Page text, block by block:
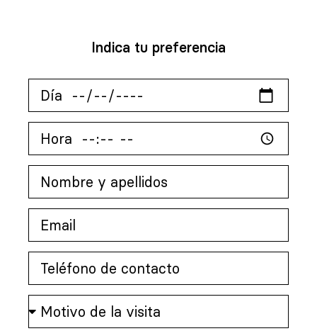
Indica tu preferencia